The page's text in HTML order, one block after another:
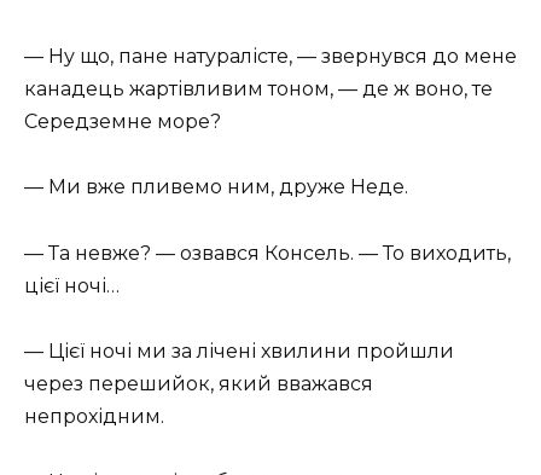
— Ну що, пане натуралісте, — звернувся до мене
канадець жартівливим тоном, — де ж воно, те
Середземне море?
— Ми вже пливемо ним, друже Неде.
— Та невже? — озвався Консель. — То виходить,
цієї ночі…
— Цієї ночі ми за лічені хвилини пройшли
через перешийок, який вважався
непрохідним.